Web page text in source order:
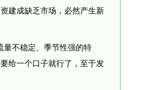
建成缺乏市场，必然产生新
量不稳定、季节性强的特
给一个口子就行了，至于发